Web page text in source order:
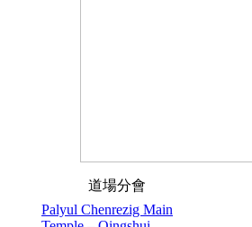
道場分會
Palyul Chenrezig Main